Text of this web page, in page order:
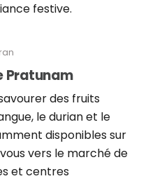
festive.
Pratunam
des fruits
le durian et le
disponibles sur
vers le marché de
et centres